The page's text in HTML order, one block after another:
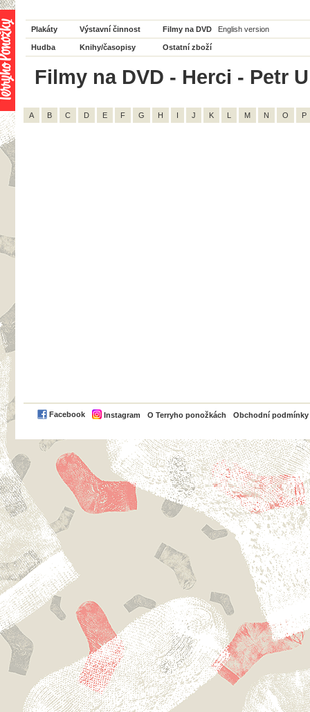
Plakáty Výstavní činnost Filmy na DVD English version
Hudba Knihy/časopisy Ostatní zboží
Filmy na DVD - Herci - Petr
A B C D E F G H I J K L M N O P
Facebook Instagram O Terryho ponožkách Obchodní podmínky
PayPal